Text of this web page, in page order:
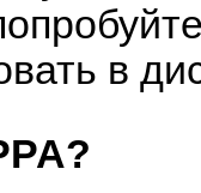
в